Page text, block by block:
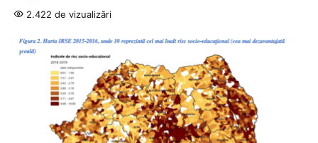
2.422 de vizualizări